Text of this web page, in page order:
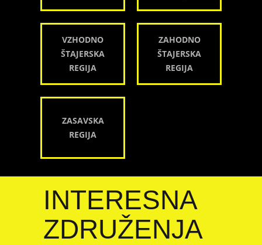
VZHODNO
ŠTAJERSKA
REGIJA
ZAHODNO
ŠTAJERSKA
REGIJA
ZASAVSKA
REGIJA
INTERESNA
ZDRUŽENJA